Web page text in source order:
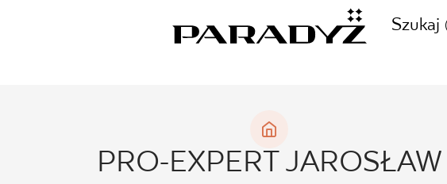
Szukaj
ZADZWOŃ DO NAS
PRO-EXPERT JAROSŁAW